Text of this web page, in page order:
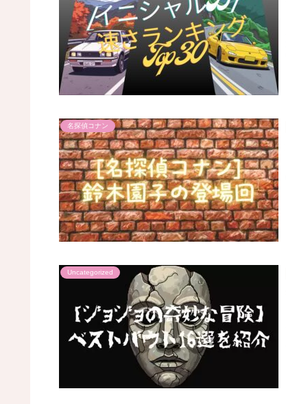
名探偵コナン
Uncategorized